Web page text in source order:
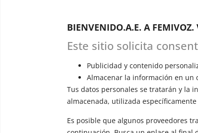
BIENVENIDO.A.E. A
Este sitio solicita
Publicidad y contenido
Almacenar la información en un
Tus datos personales se tratarán y la
almacenada, utilizada
Es posible que algunos proveedores